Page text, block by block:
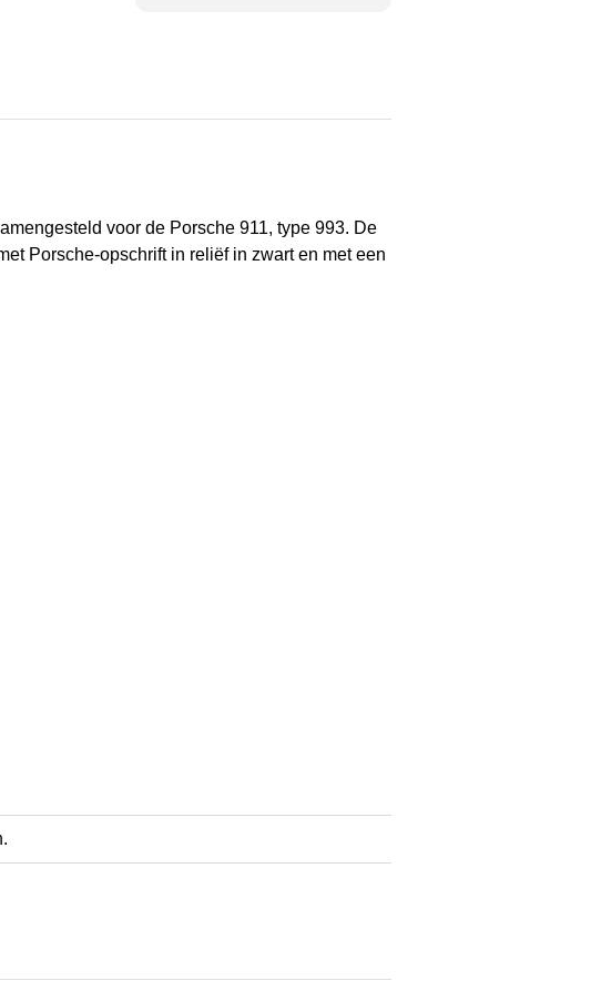
voor de Porsche 911, type 993. De
Porsche-opschrift in reliëf in zwart en met een